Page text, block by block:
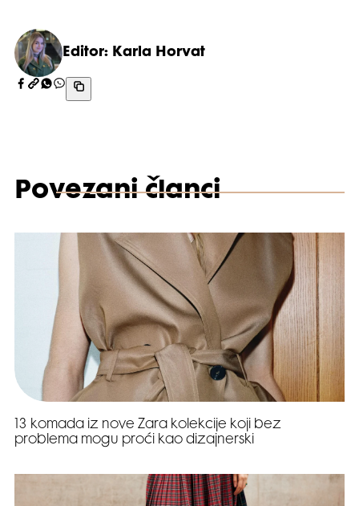
Editor: Karla Horvat
Povezani članci
13 komada iz nove Zara kolekcije koji bez
problema mogu proći kao dizajnerski